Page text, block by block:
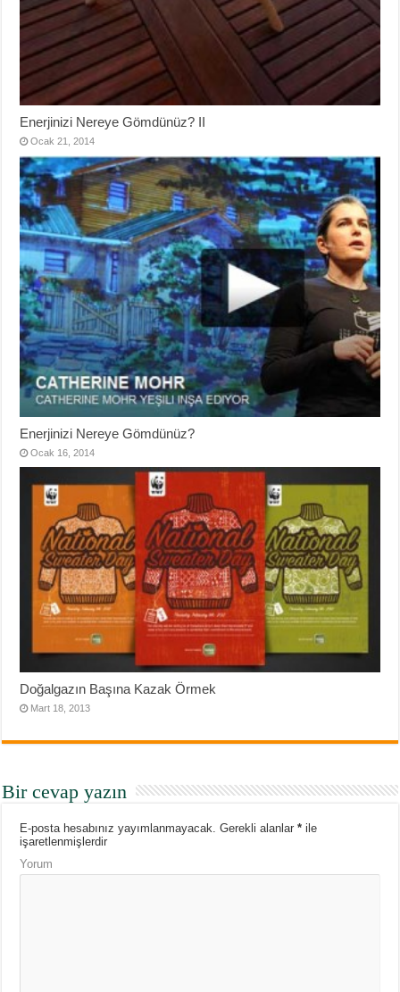
Enerjinizi Nereye Gömdünüz? II
Ocak 21, 2014
Enerjinizi Nereye Gömdünüz?
Ocak 16, 2014
Doğalgazın Başına Kazak Örmek
Mart 18, 2013
Bir cevap yazın
E-posta hesabınız yayımlanmayacak. Gerekli alanlar* ile
işaretlenmişlerdir
Yorum